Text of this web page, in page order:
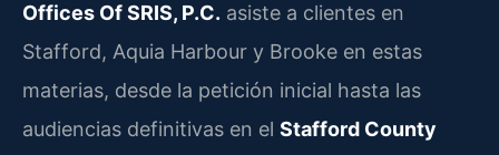
Offices Of SRIS, P.C. asiste a clientes en
Stafford, Aquia Harbour y Brooke en estas
materias, desde la petición inicial hasta las
audiencias definitivas en el Stafford County